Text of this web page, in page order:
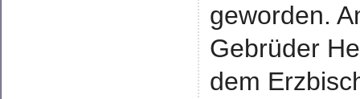
geworden.
Gebrüder
dem